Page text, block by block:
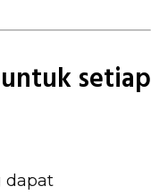
setiap
dapat